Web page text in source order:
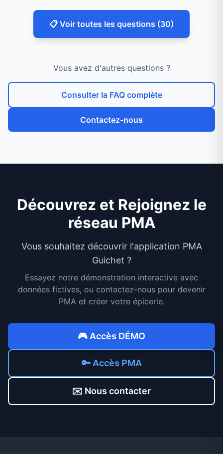
📋 Voir toutes les questions (30)
Vous avez d'autres questions ?
Consulter la FAQ complète
Contactez-nous
Découvrez et Rejoignez le
réseau PMA
Vous souhaitez découvrir l'application PMA
Guichet ?
Essayez notre démonstration interactive avec
données fictives, ou contactez-nous pour devenir
PMA et créer votre épicerie.
🎮 Accès DÉMO
🔑 Accès PMA
✉️ Nous contacter